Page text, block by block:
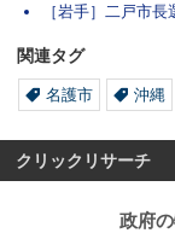
［岩手］二戸市
関連タグ
名護市 沖縄
クリックリサーチ
政府